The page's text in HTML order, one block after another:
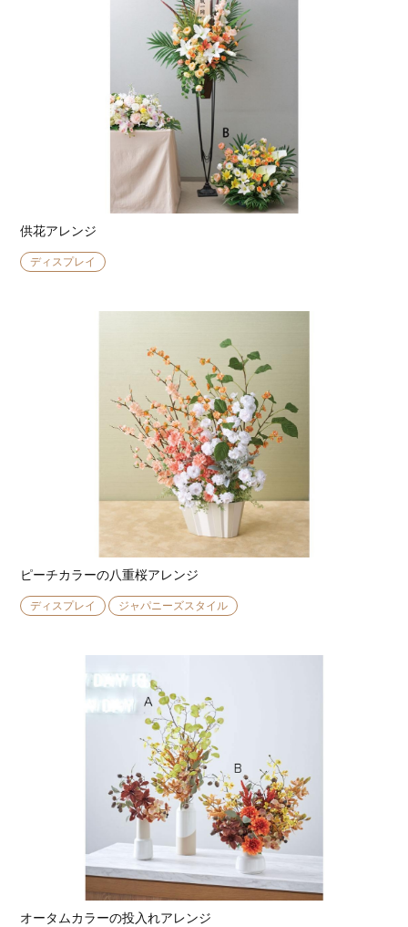
供花アレンジ
ディスプレイ
ピーチカラーの八重桜アレンジ
ディスプレイ ジャパニーズスタイル
オータムカラーの投入れアレンジ